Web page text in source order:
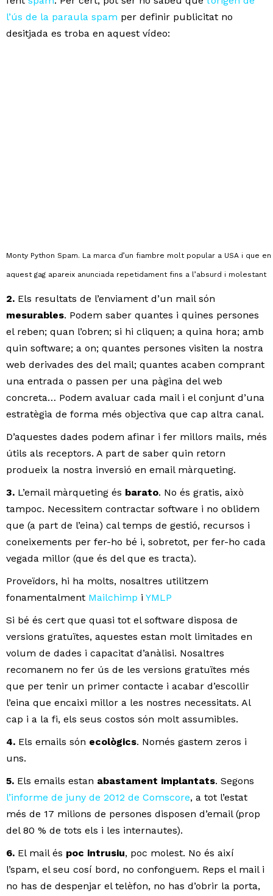
l’ús de la paraula spam per definir publicitat no
desitjada es troba en aquest vídeo:
Monty Python Spam. La marca d’un fiambre molt popular a USA i que en
aquest gag apareix anunciada repetidament fins a l’absurd i molestant
2. Els resultats de l’enviament d’un mail són
mesurables. Podem saber quantes i quines persones
el reben; quan l’obren; si hi cliquen; a quina hora; amb
quin software; a on; quantes persones visiten la nostra
web derivades des del mail; quantes acaben comprant
una entrada o passen per una pàgina del web
concreta… Podem avaluar cada mail i el conjunt d’una
estratègia de forma més objectiva que cap altra canal.
D’aquestes dades podem afinar i fer millors mails, més
útils als receptors. A part de saber quin retorn
produeix la nostra inversió en email màrqueting.
3. L’email màrqueting és barato. No és gratis, això
tampoc. Necessitem contractar software i no oblidem
que (a part de l’eina) cal temps de gestió, recursos i
coneixements per fer-ho bé i, sobretot, per fer-ho cada
vegada millor (que és del que es tracta).
Proveïdors, hi ha molts, nosaltres utilitzem
fonamentalment Mailchimp i YMLP
Si bé és cert que quasi tot el software disposa de
versions gratuïtes, aquestes estan molt limitades en
volum de dades i capacitat d’anàlisi. Nosaltres
recomanem no fer ús de les versions gratuïtes més
que per tenir un primer contacte i acabar d’escollir
l’eina que encaixi millor a les nostres necessitats. Al
cap i a la fi, els seus costos són molt assumibles.
4. Els emails són ecològics. Només gastem zeros i
uns.
5. Els emails estan abastament implantats. Segons
l’informe de juny de 2012 de Comscore, a tot l’estat
més de 17 milions de persones disposen d’email (prop
del 80 % de tots els i les internautes).
6. El mail és poc intrusiu, poc molest. No és així
l’spam, el seu cosí bord, no confonguem. Reps el mail i
no has de despenjar el telèfon, no has d’obrir la porta,